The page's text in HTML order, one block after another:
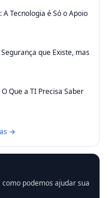
Tecnologia é Só o Apoio
que Existe, mas
Que a TI Precisa Saber
→
podemos ajudar sua